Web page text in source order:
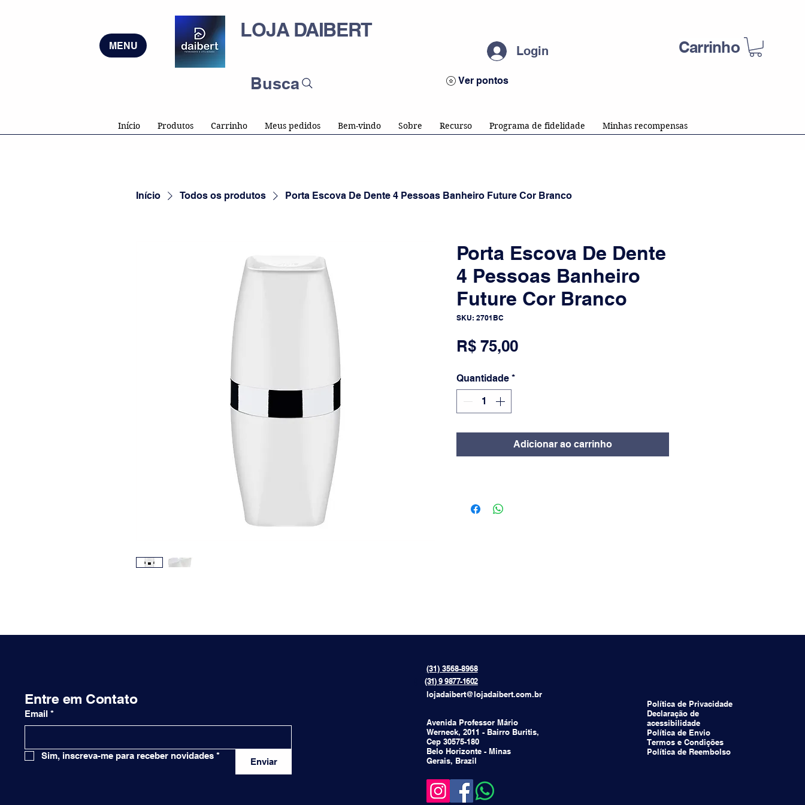
MENU
LOJA DAIBERT
Busca
Login Carrinho
Ver pontos
Início Produtos Carrinho Meus pedidos Bem-vindo Sobre Recurso Programa de fidelidade Minhas recompensas
Início Todos os produtos Porta Escova De Dente 4 Pessoas Banheiro Future Cor Branco
Porta Escova De Dente
4 Pessoas Banheiro
Future Cor Branco
SKU: 2701BC
R$ 75,00Preço
Quantidade *
Adicionar ao carrinho
Entre em Contato
Email *
Sim, inscreva-me para receber novidades *
Enviar
(31) 3568-8968
{[[[[(31) 9 9877-1602
lojadaibert@lojadaibert.com.br
Avenida Professor Mário
Werneck, 2011 - Bairro Buritis,
Cep 30575-180
Belo Horizonte - Minas
Gerais, Brazil
Política de Privacidade
Declaração de
acessibilidade
Política de Envio
Termos e Condições
Política de Reembolso